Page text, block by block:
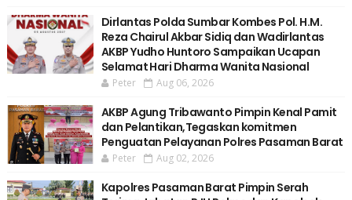
Dirlantas Polda Sumbar Kombes Pol. H.M.
Reza Chairul Akbar Sidiq dan Wadirlantas
AKBP Yudho Huntoro Sampaikan Ucapan
Selamat Hari Dharma Wanita Nasional
Peter Aug 06, 2026
AKBP Agung Tribawanto Pimpin Kenal Pamit
dan Pelantikan,Tegaskan komitmen
Penguatan Pelayanan Polres Pasaman Barat
Peter Aug 02, 2026
Kapolres Pasaman Barat Pimpin Serah